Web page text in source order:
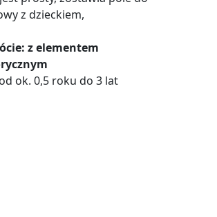
z dzieckiem,
z elementem
ok. 0,5 roku do 3 lat